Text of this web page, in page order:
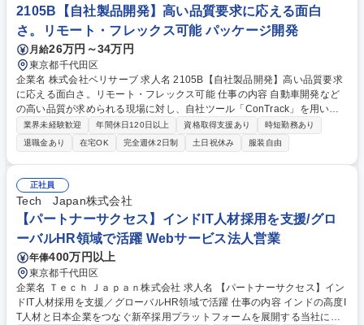
2105B【自社製品開発】高い品質要求に応える面白
さ。リモート・フレックス可能 パッケージ開発
月給26万円～34万円
東京都千代田区
企業名 株式会社ベリサーブ 求人名 2105B【自社製品開発】高い品質要求
に応える面白さ。リモート・フレックス可能 仕事の内容 自動車開発など
の高い品質が求められる現場に対し、自社ツール「ConTrack」を用いた
業務フローの最適化を担当。現場の課題を技術的背景から深く理解し、あ
るべき開発プロセスの設計と定着をリードします。 【役割】顧客の開発現
場に入り込み、現状の進め方を整理。システム化と運用のバランスを見極
め、最適なモデルを構築します。 【具体的には】■自動車開発現場におけ
る業務フロー・現状課題の可視化 ■顧客への運用提案および現場への定着
支援 ■現場の知見を活かした自社プロダクトへの改善フィードバック ■将
来的なプロダクト企画や導入テンプレートの標準化推進 募集職種 2105B
【自社製品開発】高い品質要求に応える面白さ。リモート・フレックス可
能
業界未経験歓迎 年間休日120日以上 資格取得支援あり
時短勤務あり
退職金あり
在宅OK 完全週休2日制 土日祝休み 服装自由
正社員
Tech Japan株式会社
【パートナーサクセス】インドIT人材採用を支援/グロ
ーバルHR領域で活躍 Webサービス法人営業
年俸400万円以上
東京都千代田区
企業名 Ｔｅｃｈ Ｊａｐａｎ株式会社 求人名 【パートナーサクセス】イン
ドIT人材採用を支援／グローバルHR領域で活躍 仕事の内容 インドの高度I
T人材と日本企業をつなぐ新卒採用プラットフォームを展開する当社に